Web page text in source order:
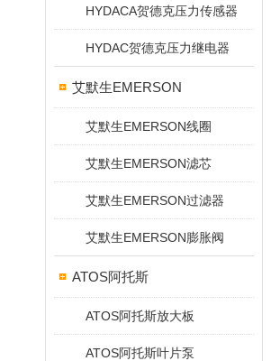
HYDACA贺德克压力传感器
HYDAC贺德克压力继电器
艾默生EMERSON
艾默生EMERSON线圈
艾默生EMERSON滤芯
艾默生EMERSON过滤器
艾默生EMERSON膨胀阀
ATOS阿托斯
ATOS阿托斯放大板
ATOS阿托斯叶片泵